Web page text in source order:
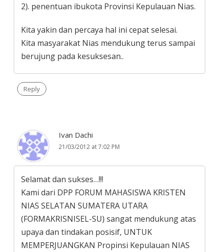
2). penentuan ibukota Provinsi Kepulauan Nias.
Kita yakin dan percaya hal ini cepat selesai.
Kita masyarakat Nias mendukung terus sampai
berujung pada kesuksesan..
Reply
Ivan Dachi
21/03/2012 at 7:02 PM
Selamat dan sukses…!!!
Kami dari DPP FORUM MAHASISWA KRISTEN
NIAS SELATAN SUMATERA UTARA
(FORMAKRISNISEL-SU) sangat mendukung atas
upaya dan tindakan posisif, UNTUK
MEMPERJUANGKAN Propinsi Kepulauan NIAS